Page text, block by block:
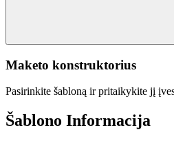
Maketo konstruktorius
Pasirinkite šabloną ir pritaikykite jį
Šablono Informacija